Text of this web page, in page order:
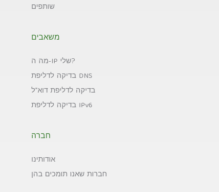
שותפים
משאבים
מה ה-IP שלי?
בדיקה לדליפת DNS
בדיקה לדליפת דוא"ל
בדיקה לדליפת IPv6
חברה
אודותינו
חברות שאנו תומכים בהן